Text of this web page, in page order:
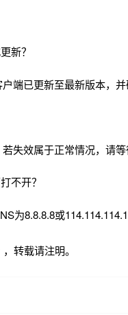
新？
端已更新至最新版本，并
失效属于正常情况，请等
不开？
为8.8.8.8或
，转载请注明。